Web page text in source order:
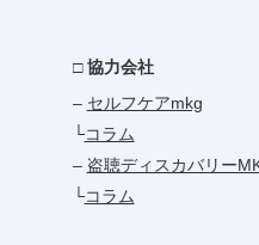
□ 協力会社
– セルフケアmkg
└コラム
– 盗聴ディスカバリー
└コラム